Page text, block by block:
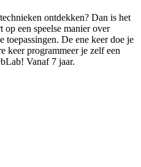
ontdekken? Dan is het
een speelse manier over
De ene keer doe je
keer programmeer je zelf een
Vanaf 7 jaar.